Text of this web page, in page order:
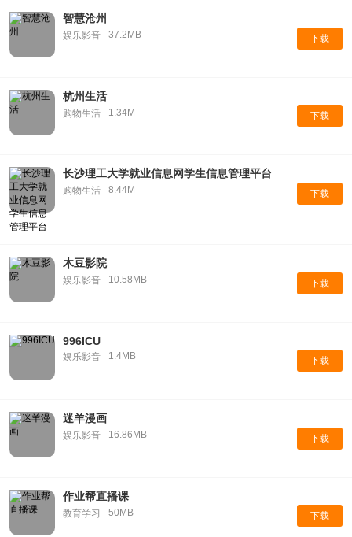
智慧沧州
娱乐影音 37.2MB 下载
杭州生活
购物生活 1.34M 下载
长沙理工大学就业信息网学生信息管理平台
购物生活 8.44M 下载
木豆影院
娱乐影音 10.58MB 下载
996ICU
娱乐影音 1.4MB 下载
迷羊漫画
娱乐影音 16.86MB 下载
作业帮直播课
教育学习 50MB 下载